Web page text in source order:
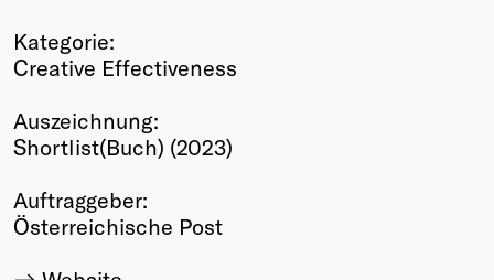
Young Creatives
Friends of Creativity
Winners
2026
Annual
Kategorie:
Creative Effectiveness
Auszeichnung:
Shortlist(Buch) (2023)
Auftraggeber:
Österreichische Post